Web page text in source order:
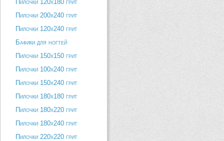
Пилочки 120х180 грит
Пилочки 200х240 грит
Пилочки 120х240 грит
Бафики для ногтей
Пилочки 150х150 грит
Пилочки 100х240 грит
Пилочки 150х240 грит
Пилочки 180х180 грит
Пилочки 180х220 грит
Пилочки 180х240 грит
Пилочки 220х220 грит